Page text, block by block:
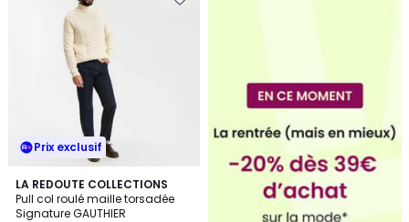
Prix exclusif
LA REDOUTE COLLECTIONS
Pull col roulé maille torsadée
Signature GAUTHIER
4,5
/ 5
3
Couleurs